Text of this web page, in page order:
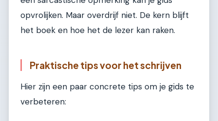
opvrolijken. Maar overdrijf niet. De kern blijft
het boek en hoe het de lezer kan raken.
Praktische tips voor het schrijven
Hier zijn een paar concrete tips om je gids te
verbeteren: